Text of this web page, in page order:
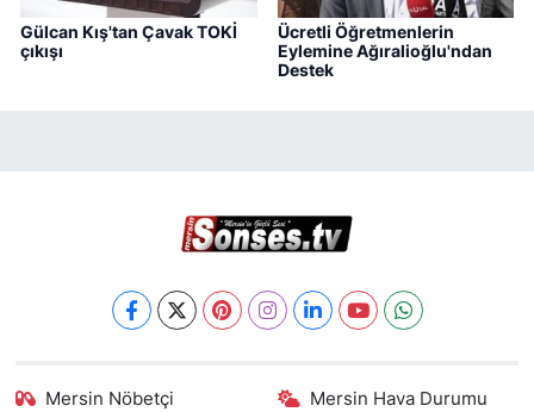
Gülcan Kış'tan Çavak TOKİ
çıkışı
Ücretli Öğretmenlerin
Eylemine Ağıralioğlu'ndan
Destek
Mersin Nöbetçi
Mersin Hava Durumu